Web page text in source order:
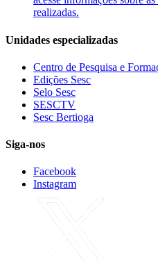
realizadas.
Unidades especializadas
Centro de Pesquisa e
Edições Sesc
Selo Sesc
SESCTV
Sesc Bertioga
Siga-nos
Facebook
Instagram